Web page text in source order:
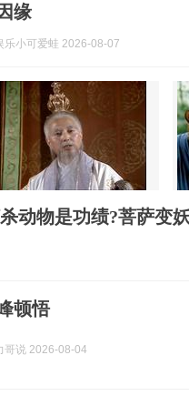
缘
乐小可爱蛙 2026-08-07
动物是功绩?菩萨变
顿悟
哥说 2026-08-04